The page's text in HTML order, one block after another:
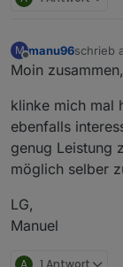
View
M
Offline
manu96schrieb
zuletzt
Moin zusammen,
klinke mich mal
ebenfalls
genug Leistung
möglich selber
LG,
Manuel
A 1 Antwort